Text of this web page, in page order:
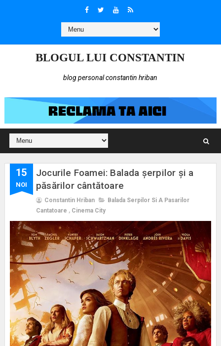
BLOGUL LUI CONSTANTIN
blog personal constantin hriban
15
NOI
Jocurile Foamei: Balada șerpilor și a
păsărilor cântătoare
Constantin Hriban
Balada Serpilor Si A Pasarilor
Cantatoare , Cinema City